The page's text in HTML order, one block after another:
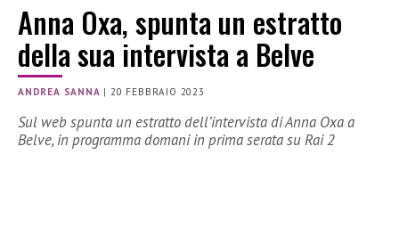
Anna Oxa, spunta un estratto
della sua intervista a Belve
ANDREA SANNA |20 FEBBRAIO 2023
Sul web spunta un estratto dell’intervista di Anna Oxa a
Belve, in programma domani in prima serata su Rai 2